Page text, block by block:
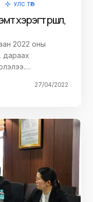
УЛС ТӨР
хэрэгт өршөөл,
2022 оны
дараах
27/04/2022